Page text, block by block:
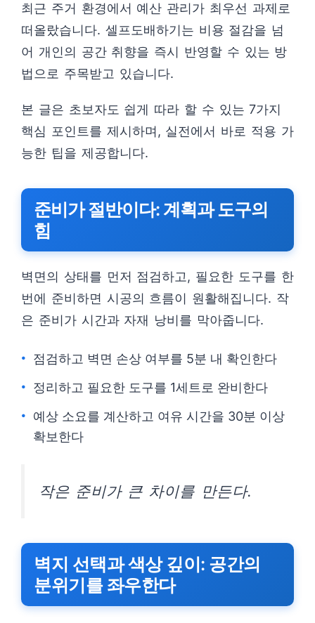
최근 주거 환경에서 예산 관리가 최우선 과제로
떠올랐습니다. 셀프도배하기는 비용 절감을 넘
어 개인의 공간 취향을 즉시 반영할 수 있는 방
법으로 주목받고 있습니다.
본 글은 초보자도 쉽게 따라 할 수 있는 7가지
핵심 포인트를 제시하며, 실전에서 바로 적용 가
능한 팁을 제공합니다.
준비가 절반이다: 계획과 도구의
힘
벽면의 상태를 먼저 점검하고, 필요한 도구를 한
번에 준비하면 시공의 흐름이 원활해집니다. 작
은 준비가 시간과 자재 낭비를 막아줍니다.
점검하고 벽면 손상 여부를 5분 내 확인한다
정리하고 필요한 도구를 1세트로 완비한다
예상 소요를 계산하고 여유 시간을 30분 이상
확보한다
작은 준비가 큰 차이를 만든다.
벽지 선택과 색상 깊이: 공간의
분위기를 좌우한다